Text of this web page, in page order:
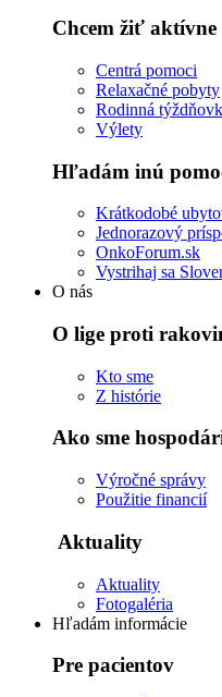
Chcem žiť aktívne
Centrá pomoci
Relaxačné pobyty
Rodinná
Výlety
Hľadám inú
Krátkodobé
Jednorazový
OnkoForum.sk
Vystrihaj sa
O nás
O lige proti
Kto sme
Z histórie
Ako sme
Výročné správy
Použitie financií
Aktuality
Aktuality
Fotogaléria
Hľadám informácie
Pre pacientov